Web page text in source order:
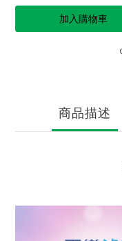
加入購物車
商品描述